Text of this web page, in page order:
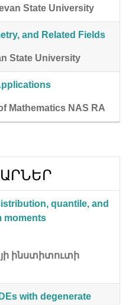
State University
and Related Fields
State University
Mathematics NAS RA
quantile, and
moments
ինստիտուտի
with degenerate